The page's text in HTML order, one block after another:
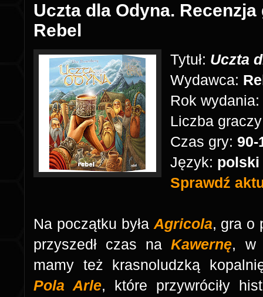
Uczta dla Odyna.
Rebel
Tytuł: Uczta
Wydawca:
Rok wydania:
Liczba
Czas gry:
Język: polski
Sprawdź
Na początku była Agricola, gra o
przyszedł czas naKawernę, w
mamy też krasnoludzką
Pola Arle, które przywróciły